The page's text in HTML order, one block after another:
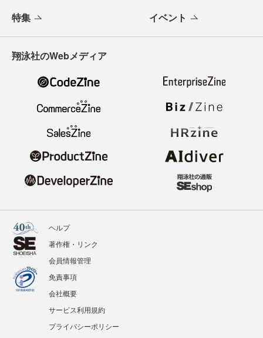
特集 イベント
翔泳社のWebメディア
ヘルプ
著作権・リンク
会員情報管理
免責事項
会社概要
サービス利用規約
プライバシーポリシー